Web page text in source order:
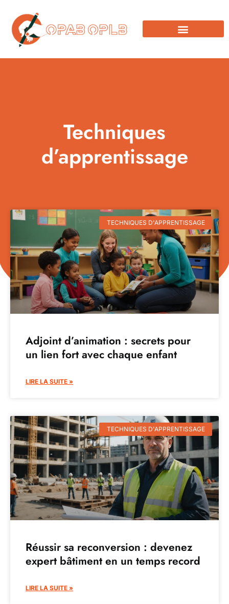
Techniques
d’apprentissage
TECHNIQUES D'APPRENTISSAGE
Adjoint d’animation : secrets pour
un lien fort avec chaque enfant
LIRE LA SUITE »
TECHNIQUES D'APPRENTISSAGE
Réussir sa reconversion : devenez
expert bâtiment en un temps record
LIRE LA SUITE »